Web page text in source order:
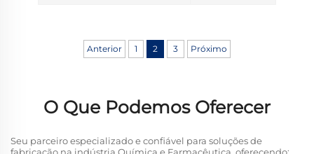
Anterior 1 2 3 Próximo
O Que Podemos Oferecer
Seu parceiro especializado e confiável para soluções de